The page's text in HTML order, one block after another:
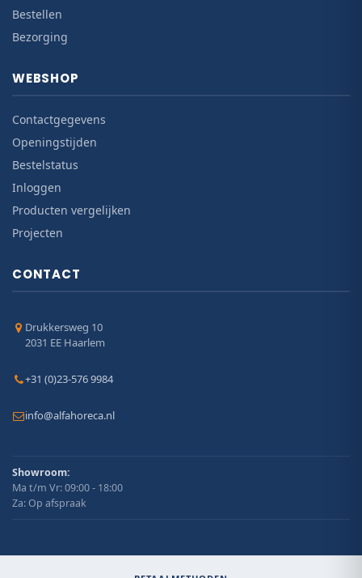
Bestellen
Bezorging
WEBSHOP
Contactgegevens
Openingstijden
Bestelstatus
Inloggen
Producten vergelijken
Projecten
CONTACT
Drukkersweg 10
2031 EE Haarlem
+31 (0)23-576 9984
info@alfahoreca.nl
Showroom:
Ma t/m Vr: 09:00 - 18:00
Za: Op afspraak